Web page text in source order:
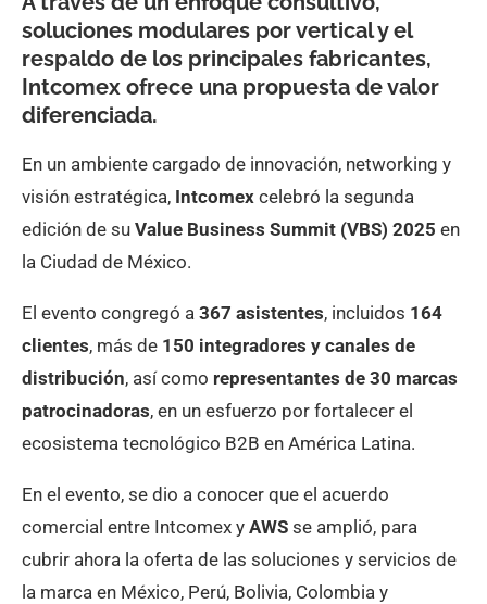
soluciones modulares por vertical y el
respaldo de los principales fabricantes,
Intcomex ofrece una propuesta de valor
diferenciada.
En un ambiente cargado de innovación, networking y
visión estratégica, Intcomex celebró la segunda
edición de su Value Business Summit (VBS) 2025 en
la Ciudad de México.
El evento congregó a 367 asistentes, incluidos 164
clientes, más de 150 integradores y canales de
distribución, así como representantes de 30 marcas
patrocinadoras, en un esfuerzo por fortalecer el
ecosistema tecnológico B2B en América Latina.
En el evento, se dio a conocer que el acuerdo
comercial entre Intcomex y AWS se amplió, para
cubrir ahora la oferta de las soluciones y servicios de
la marca en México, Perú, Bolivia, Colombia y